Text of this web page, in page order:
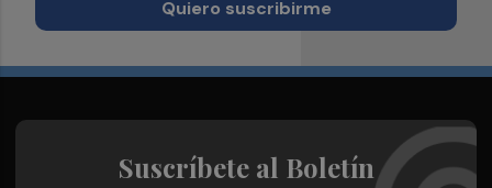
Quiero suscribirme
Suscríbete al Boletín